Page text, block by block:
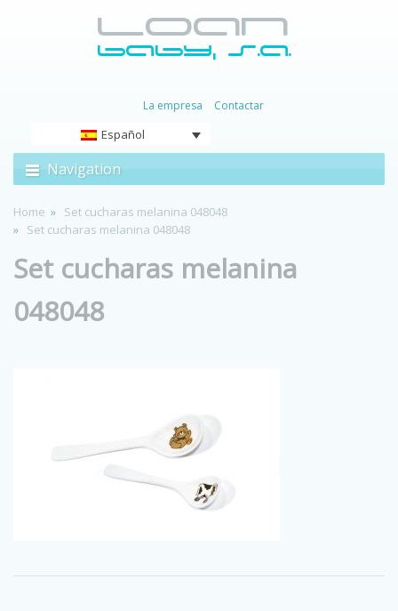
La empresa Contactar
Español
Navigation
Home
Set cucharas melanina 048048
Set cucharas melanina 048048
Set cucharas melanina
048048